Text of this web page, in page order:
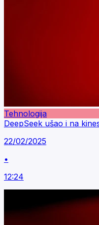
Tehnologija
DeepSeek ušao i na
22/02/2025
•
12:24